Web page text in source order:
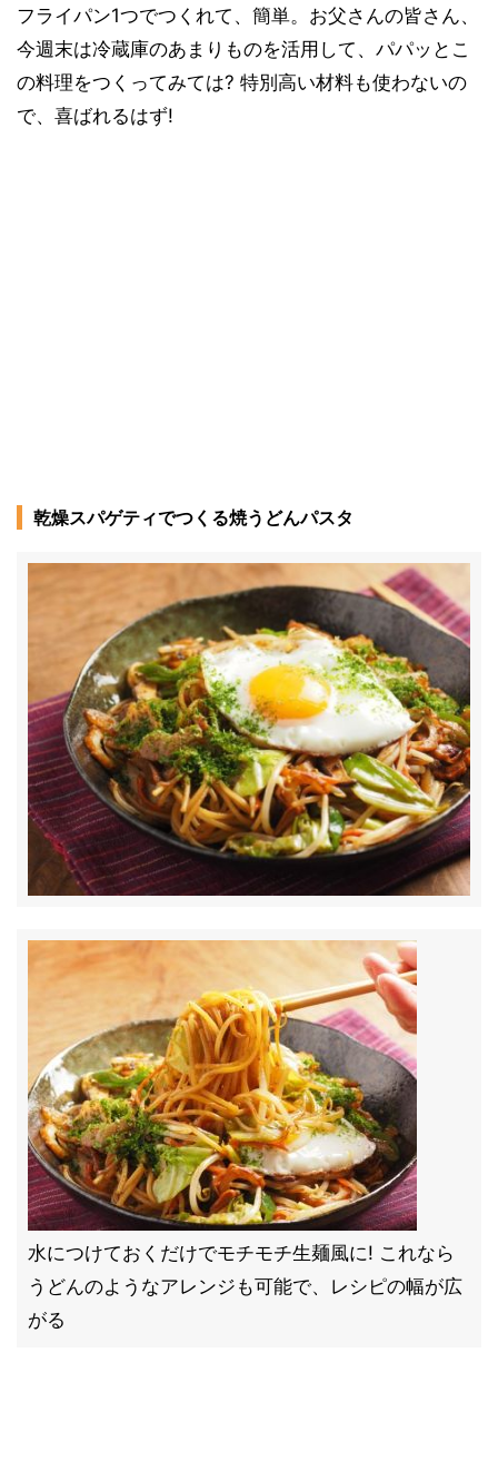
フライパン1つでつくれて、簡単。お父さんの皆さん、
今週末は冷蔵庫のあまりものを活用して、パパッとこ
の料理をつくってみては? 特別高い材料も使わないの
で、喜ばれるはず!
乾燥スパゲティでつくる焼うどんパスタ
水につけておくだけでモチモチ生麺風に! これなら
うどんのようなアレンジも可能で、レシピの幅が広
がる